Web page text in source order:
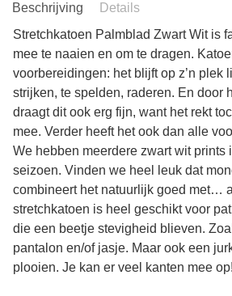
Beschrijving
Details
Stretchkatoen Palmblad Zwart Wit is
mee te naaien en om te dragen.
voorbereidingen: het blijft op z’n plek
strijken, te spelden, raderen. En door
draagt dit ook erg fijn, want het rekt
mee. Verder heeft het ook dan alle
We hebben meerdere zwart wit prints
seizoen. Vinden we heel leuk dat
combineert het natuurlijk goed met…
stretchkatoen is heel geschikt voor
die een beetje stevigheid blieven.
pantalon en/of jasje. Maar ook een
plooien. Je kan er veel kanten mee op!